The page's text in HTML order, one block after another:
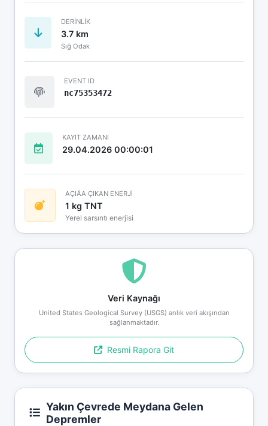
DERINLIK
3.7 km
Sığ Odak
EVENT ID
nc75353472
KAYIT ZAMANI
29.04.2026 00:00:01
AÇIÄA ÇIKAN ENERJİ
1 kg TNT
Yerel sarsıntı enerjisi
Veri Kaynağı
United States Geological Survey (USGS) anlık veri akışından
sağlanmaktadır.
Resmi Rapora Git
Yakın Çevrede Meydana Gelen
Depremler